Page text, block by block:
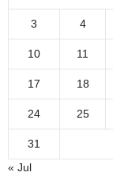
3 4
10 11
17 18
24 25
31
« Jul